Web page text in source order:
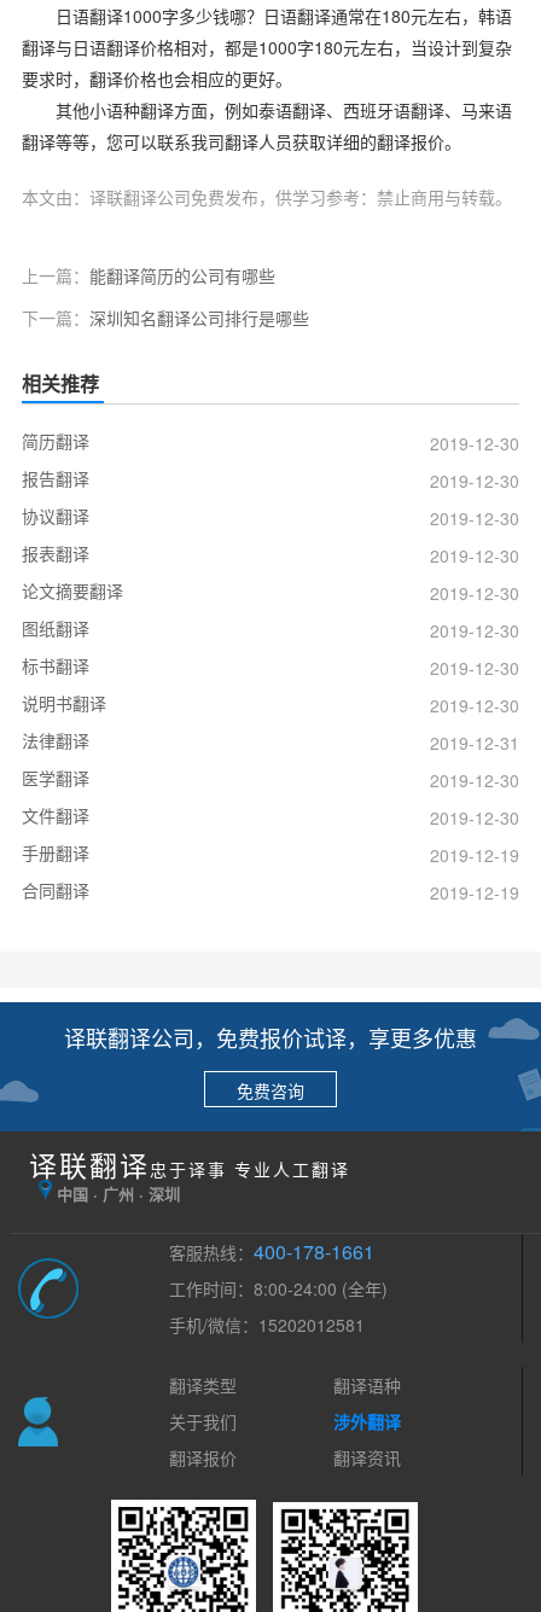
日语翻译1000字多少钱哪？日语翻译通常在180元左右，韩语
翻译与日语翻译价格相对，都是1000字180元左右，当设计到复杂
要求时，翻译价格也会相应的更好。
其他小语种翻译方面，例如泰语翻译、西班牙语翻译、马来语
翻译等等，您可以联系我司翻译人员获取详细的翻译报价。
本文由：译联翻译公司免费发布，供学习参考：禁止商用与转载。
上一篇： 能翻译简历的公司有哪些
下一篇： 深圳知名翻译公司排行是哪些
相关推荐
简历翻译
2019-12-30
报告翻译
2019-12-30
协议翻译
2019-12-30
报表翻译
2019-12-30
论文摘要翻译
2019-12-30
图纸翻译
2019-12-30
标书翻译
2019-12-30
说明书翻译
2019-12-30
法律翻译
2019-12-31
医学翻译
2019-12-30
文件翻译
2019-12-30
手册翻译
2019-12-19
合同翻译
2019-12-19
译联翻译公司，免费报价试译，享更多优惠
免费咨询
译联翻译 忠于译事 专业人工翻译
中国 · 广州 · 深圳
客服热线：400-178-1661
工作时间：8:00-24:00 (全年)
手机/微信：15202012581
翻译类型
翻译语种
关于我们
涉外翻译
翻译报价
翻译资讯